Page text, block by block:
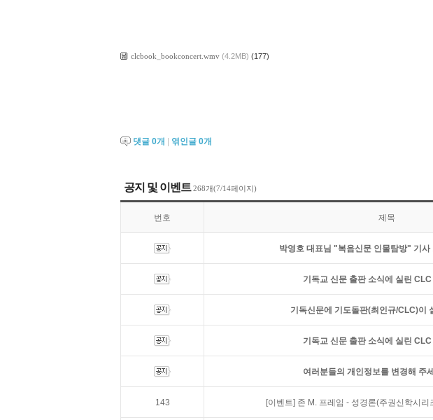
clcbook_bookconcert.wmv (4.2MB) (177)
댓글 0개 | 엮인글 0개
공지 및 이벤트268개(7/14페이지)
번호 제목
박영호 대표님 "복음신문 인물탐방" 기사
기독교 신문 출판 소식에 실린 CLC
기독신문에 기도돌판(최인규/CLC)이
기독교 신문 출판 소식에 실린 CLC
여러분들의 개인정보를 변경해 주
143 [이벤트] 존 M. 프레임 - 성경론(주권신학시리